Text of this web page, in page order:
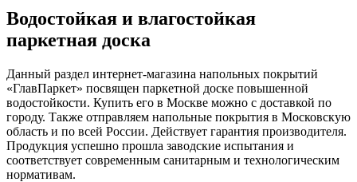
Водостойкая и влагостойкая
паркетная доска
Данный раздел интернет-магазина напольных покрытий
«ГлавПаркет» посвящен паркетной доске повышенной
водостойкости. Купить его в Москве можно с доставкой по
городу. Также отправляем напольные покрытия в Московскую
область и по всей России. Действует гарантия производителя.
Продукция успешно прошла заводские испытания и
соответствует современным санитарным и технологическим
нормативам.